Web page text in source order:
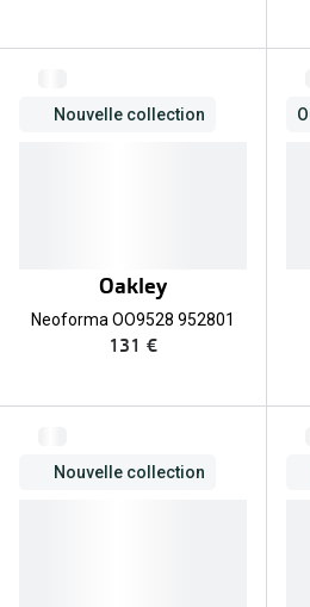
Nouvelle collection
Oakley
Neoforma OO9528 952801
131 €
Nouvelle collection